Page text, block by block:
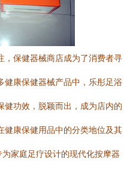
，保健器械商店成为了消费者寻
健康保健器械产品中，乐彤足浴
健功效，脱颖而出，成为店内的
健康保健用品中的分类地位及其
家庭足疗设计的现代化按摩器